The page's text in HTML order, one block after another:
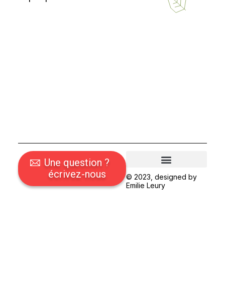
Une question ?
écrivez-nous
© 2023, designed by
Emilie Leury